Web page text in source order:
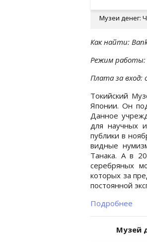
Музеи денег:
Как найти:
Режим работы:
Плата за
Токийский
Японии. Он
Данное
для научных
публики в
видные
Танака. А в
серебряных
которых за
постоянной
Подробнее
Музей